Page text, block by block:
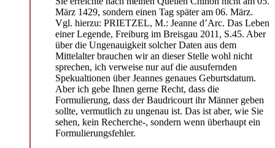
März 1429, sondern einen Tag später am 06. März.
Vgl. hierzu: PRIETZEL, M.: Jeanne d’Arc. Das Leben
einer Legende, Freiburg im Breisgau 2011, S.45. Aber
über die Ungenauigkeit solcher Daten aus dem
Mittelalter brauchen wir an dieser Stelle wohl nicht
sprechen, ich verweise nur auf die ausufernden
Spekualtionen über Jeannes genaues Geburtsdatum.
Aber ich gebe Ihnen gerne Recht, dass die
Formulierung, dass der Baudricourt ihr Männer geben
sollte, vermutlich zu ungenau ist. Das ist aber, wie Sie
sehen, kein Recherche-, sondern wenn überhaupt ein
Formulierungsfehler.